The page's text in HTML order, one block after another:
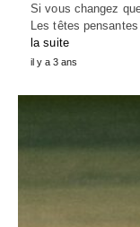
Si vous changez
Les têtes
la suite
il y a 3 ans